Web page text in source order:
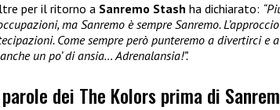
per il ritorno a Sanremo Stash ha dichiarato:
ma Sanremo è sempre Sanremo.
Come sempre però punteremo a divertirci e
un po’ di ansia… Adrenalansia!”.
dei The Kolors prima di